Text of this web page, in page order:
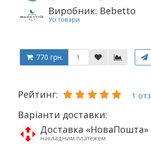
Виробник: Bebetto
Усі товари
770 грн.
Рейтинг: 1
Варіанти доставки:
Доставка «НоваПошта»
накладним платежем